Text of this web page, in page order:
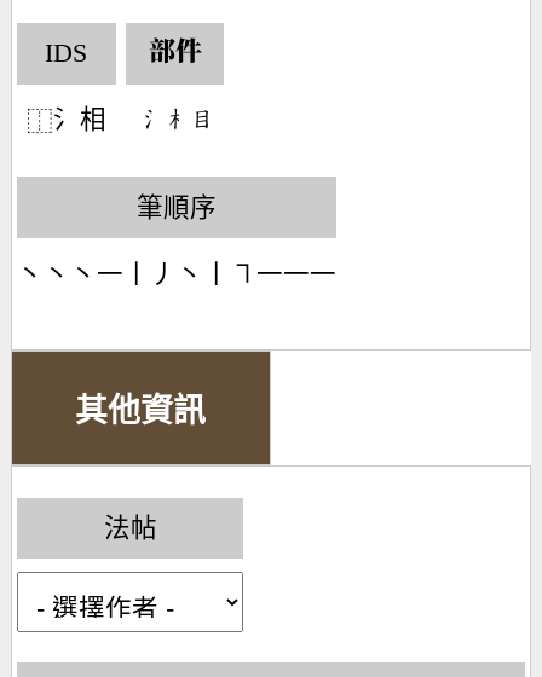
IDS
⿰氵相
部件
󶄔󶂸󶄩
筆順序
丶丶丶一丨丿丶丨㇕一一一
其他資訊
法帖